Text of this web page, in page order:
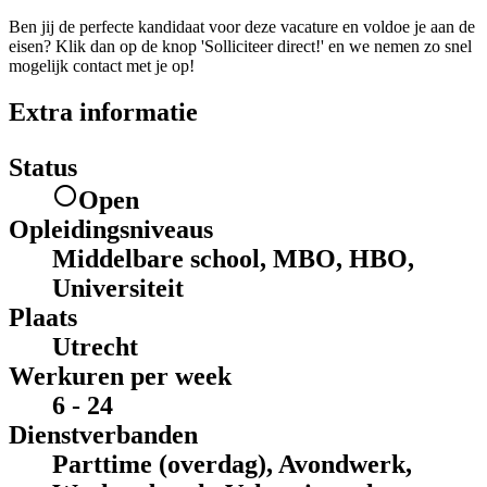
Ben jij de perfecte kandidaat voor deze vacature en voldoe je aan de
eisen? Klik dan op de knop 'Solliciteer direct!' en we nemen zo snel
mogelijk contact met je op!
Extra informatie
Status
Open
Opleidingsniveaus
Middelbare school, MBO, HBO,
Universiteit
Plaats
Utrecht
Werkuren per week
6 - 24
Dienstverbanden
Parttime (overdag), Avondwerk,